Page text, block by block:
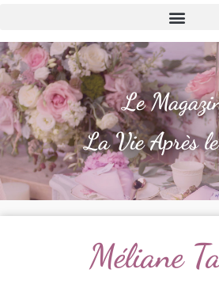
Le
La Vie Après
Méliane